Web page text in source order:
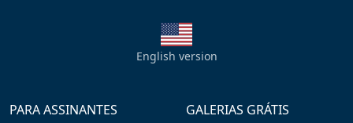
English version
PARA ASSINANTES
GALERIAS GRÁTIS